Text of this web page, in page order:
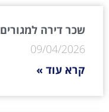
שכר דירה למגורים 2026
09/04/2026
קרא עוד »